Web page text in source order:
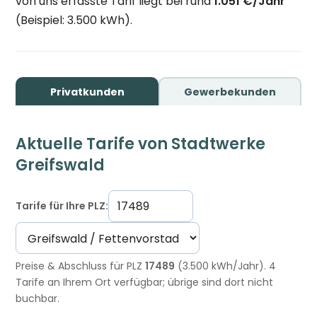
(Beispiel: 3.500 kWh).
Privatkunden Gewerbekunden
Aktuelle Tarife von Stadtwerke
Greifswald
Tarife für Ihre PLZ:
Preise & Abschluss für PLZ17489 (3.500 kWh/Jahr). 4
Tarife an Ihrem Ort verfügbar; übrige sind dort nicht
buchbar.